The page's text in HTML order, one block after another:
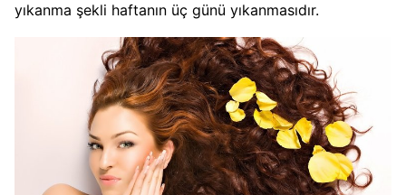
yıkanma şekli haftanın üç günü yıkanmasıdır.